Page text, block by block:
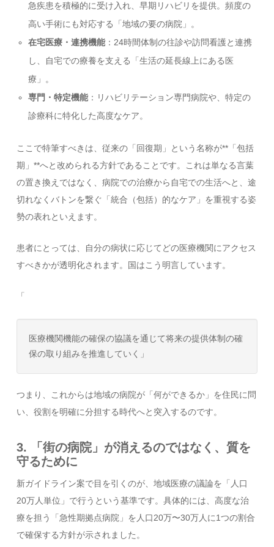
急疾患を積極的に受け入れ、早期リハビリを提供。頻度の
高い手術にも対応する「地域の要の病院」。
在宅医療・連携機能：24時間体制の往診や訪問看護と連携
し、自宅での療養を支える「生活の延長線上にある医
療」。
専門・特定機能：リハビリテーション専門病院や、特定の
診療科に特化した高度なケア。
ここで特筆すべきは、従来の「回復期」という名称が**「包括
期」**へと改められる方針であることです。これは単なる言葉
の置き換えではなく、病院での治療から自宅での生活へと、途
切れなくバトンを繋ぐ「統合（包括）的なケア」を重視する姿
勢の表れといえます。
患者にとっては、自分の病状に応じてどの医療機関にアクセス
すべきかが透明化されます。国はこう明言しています。
「
医療機関機能の確保の協議を通じて将来の提供体制の確
保の取り組みを推進していく」
つまり、これからは地域の病院が「何ができるか」を住民に問
い、役割を明確に分担する時代へと突入するのです。
3. 「街の病院」が消えるのではなく、質を
守るために
新ガイドライン案で目を引くのが、地域医療の議論を「人口
20万人単位」で行うという基準です。具体的には、高度な治
療を担う「急性期拠点病院」を人口20万〜30万人に1つの割合
で確保する方針が示されました。